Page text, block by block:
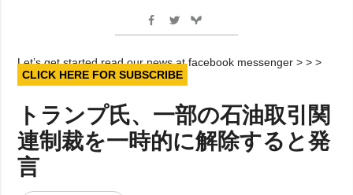
Let’s get started read our news at facebook messenger > > >
CLICK HERE FOR SUBSCRIBE
トランプ氏、一部の石油取引関
連制裁を一時的に解除すると発
言